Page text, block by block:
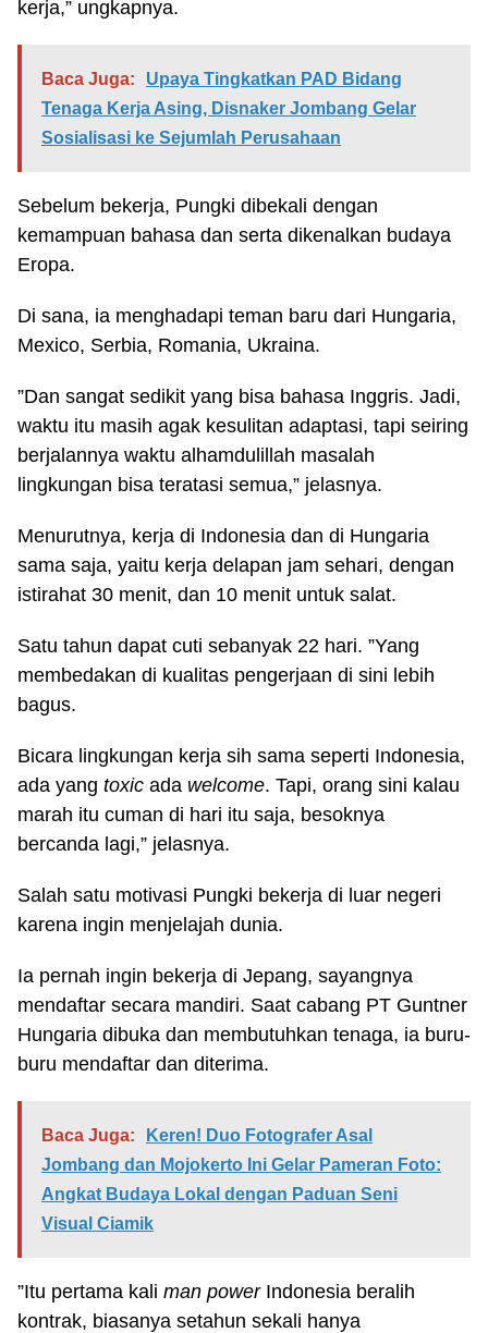
kerja,” ungkapnya.
Baca Juga:
Upaya Tingkatkan PAD Bidang
Tenaga Kerja Asing, Disnaker Jombang Gelar
Sosialisasi ke Sejumlah Perusahaan
Sebelum bekerja, Pungki dibekali dengan
kemampuan bahasa dan serta dikenalkan budaya
Eropa.
Di sana, ia menghadapi teman baru dari Hungaria,
Mexico, Serbia, Romania, Ukraina.
”Dan sangat sedikit yang bisa bahasa Inggris. Jadi,
waktu itu masih agak kesulitan adaptasi, tapi seiring
berjalannya waktu alhamdulillah masalah
lingkungan bisa teratasi semua,” jelasnya.
Menurutnya, kerja di Indonesia dan di Hungaria
sama saja, yaitu kerja delapan jam sehari, dengan
istirahat 30 menit, dan 10 menit untuk salat.
Satu tahun dapat cuti sebanyak 22 hari. ”Yang
membedakan di kualitas pengerjaan di sini lebih
bagus.
Bicara lingkungan kerja sih sama seperti Indonesia,
ada yang toxic ada welcome. Tapi, orang sini kalau
marah itu cuman di hari itu saja, besoknya
bercanda lagi,” jelasnya.
Salah satu motivasi Pungki bekerja di luar negeri
karena ingin menjelajah dunia.
Ia pernah ingin bekerja di Jepang, sayangnya
mendaftar secara mandiri. Saat cabang PT Guntner
Hungaria dibuka dan membutuhkan tenaga, ia buru-
buru mendaftar dan diterima.
Baca Juga:
Keren! Duo Fotografer Asal
Jombang dan Mojokerto Ini Gelar Pameran Foto:
Angkat Budaya Lokal dengan Paduan Seni
Visual Ciamik
”Itu pertama kali man power Indonesia beralih
kontrak, biasanya setahun sekali hanya